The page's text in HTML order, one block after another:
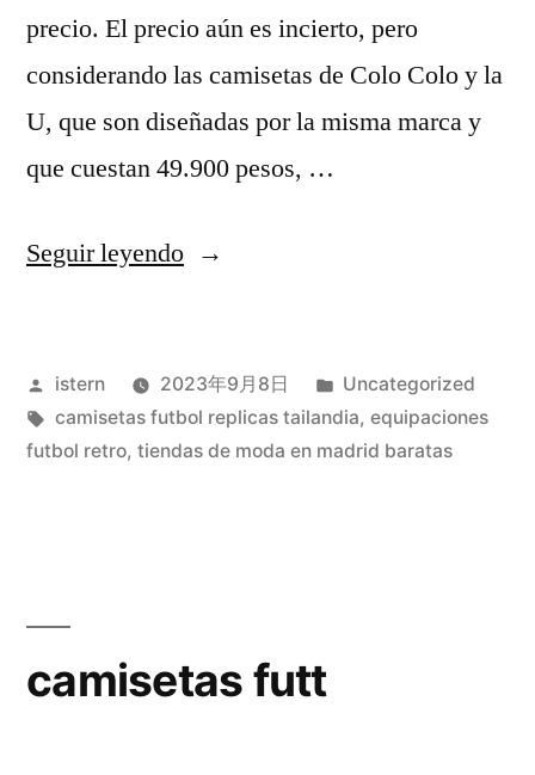
precio. El precio aún es incierto, pero
considerando las camisetas de Colo Colo y la
U, que son diseñadas por la misma marca y
que cuestan 49.900 pesos, …
Seguir leyendo«camisetas
zona
sur»
Publicado
por
istern 2023年9月8日
Publicado
en
Uncategorized
Etiquetas:
camisetas futbol replicas tailandia, equipaciones
futbol retro, tiendas de moda en madrid baratas
camisetas futt